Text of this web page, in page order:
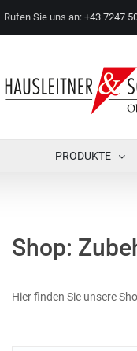
Rufen Sie uns an: +43 7247
PRODUKTE
Shop:
Hier fin­den Sie unse­re